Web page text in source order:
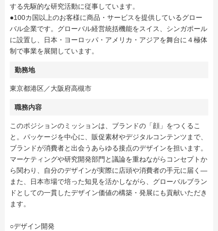
する先駆的な研究活動に従事しています。
●100カ国以上のお客様に商品・サービスを提供しているグロー
バル企業です。グローバル経営統括機能をスイス、シンガポール
に設置し、日本・ヨーロッパ・アメリカ・アジアを舞台に４極体
制で事業を展開しています。
勤務地
東京都港区／大阪府高槻市
職務内容
このポジションのミッションは、ブランドの「顔」をつくるこ
と。パッケージを中心に、販促素材やデジタルコンテンツまで、
ブランドが消費者と出会うあらゆる接点のデザインを担います。
マーケティングや研究開発部門と議論を重ねながらコンセプトか
ら関わり、自分のデザインが実際に店頭や消費者の手元に届く—
また、日本市場で培った知見を活かしながら、グローバルブラン
ドとしての一貫したデザイン価値の構築・発展にも貢献いただき
ます。
○デザイン開発